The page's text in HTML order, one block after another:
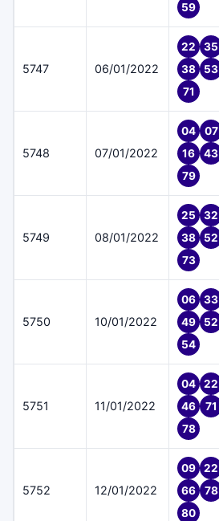
59
5747 06/01/2022
22
35
38
53
71
5748 07/01/2022
04
07
16
43
79
5749 08/01/2022
25
32
38
52
73
5750 10/01/2022
06
33
49
52
54
5751 11/01/2022
04
22
46
71
78
5752 12/01/2022
09
22
66
78
80